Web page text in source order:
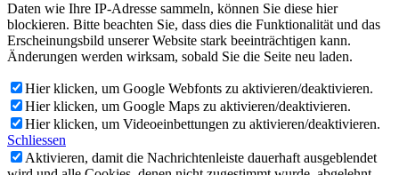
Daten wie Ihre IP-Adresse sammeln, können Sie diese hier
blockieren. Bitte beachten Sie, dass dies die Funktionalität und das
Erscheinungsbild unserer Website stark beeinträchtigen kann.
Änderungen werden wirksam, sobald Sie die Seite neu laden.
Hier klicken, um Google Webfonts zu aktivieren/deaktivieren.
Hier klicken, um Google Maps zu aktivieren/deaktivieren.
Hier klicken, um Videoeinbettungen zu aktivieren/deaktivieren.
Schliessen
Aktivieren, damit die Nachrichtenleiste dauerhaft ausgeblendet